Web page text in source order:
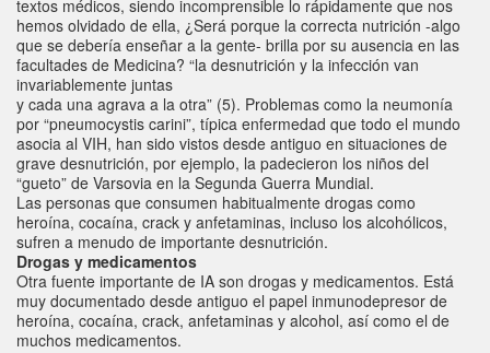
textos médicos, siendo incomprensible lo rápidamente que nos
hemos olvidado de ella, ¿Será porque la correcta nutrición -algo
que se debería enseñar a la gente- brilla por su ausencia en las
facultades de Medicina? “la desnutrición y la infección van
invariablemente juntas
y cada una agrava a la otra” (5). Problemas como la neumonía
por “pneumocystis carini”, típica enfermedad que todo el mundo
asocia al VIH, han sido vistos desde antiguo en situaciones de
grave desnutrición, por ejemplo, la padecieron los niños del
“gueto” de Varsovia en la Segunda Guerra Mundial.
Las personas que consumen habitualmente drogas como
heroína, cocaína, crack y anfetaminas, incluso los alcohólicos,
sufren a menudo de importante desnutrición.
Drogas y medicamentos
Otra fuente importante de IA son drogas y medicamentos. Está
muy documentado desde antiguo el papel inmunodepresor de
heroína, cocaína, crack, anfetaminas y alcohol, así como el de
muchos medicamentos.